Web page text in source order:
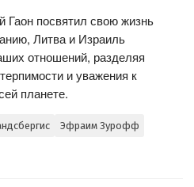
Гаон посвятил свою жизнь
Литва и Израиль
отношений, разделяя
и уважения к
планете.
Эфраим Зурофф